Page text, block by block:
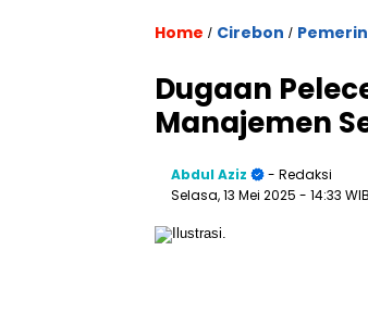
Home / Cirebon /
Dugaan
Manajemen
Abdul Aziz
- Redaksi
Selasa, 13 Mei 2025 - 14:33 WIB